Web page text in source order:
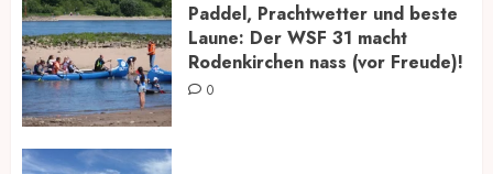
Paddel, Prachtwetter und beste
Laune: Der WSF 31 macht
Rodenkirchen nass (vor Freude)!
0